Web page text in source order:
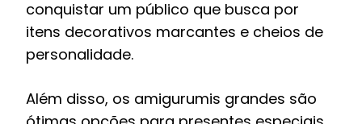
conquistar um público que busca por
itens decorativos marcantes e cheios de
personalidade.
Além disso, os amigurumis grandes são